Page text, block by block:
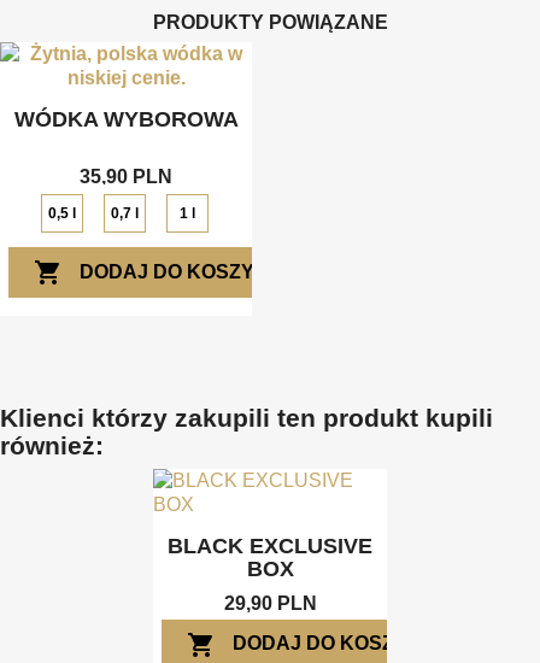
PRODUKTY POWIĄZANE
WÓDKA WYBOROWA
35,90 PLN
0,5 l 0,7 l 1 l
shopping_cart DODAJ DO KOSZYKA
Klienci którzy zakupili ten produkt kupili
również:
BLACK EXCLUSIVE
BOX
29,90 PLN
shopping_cart DODAJ DO KOSZYKA